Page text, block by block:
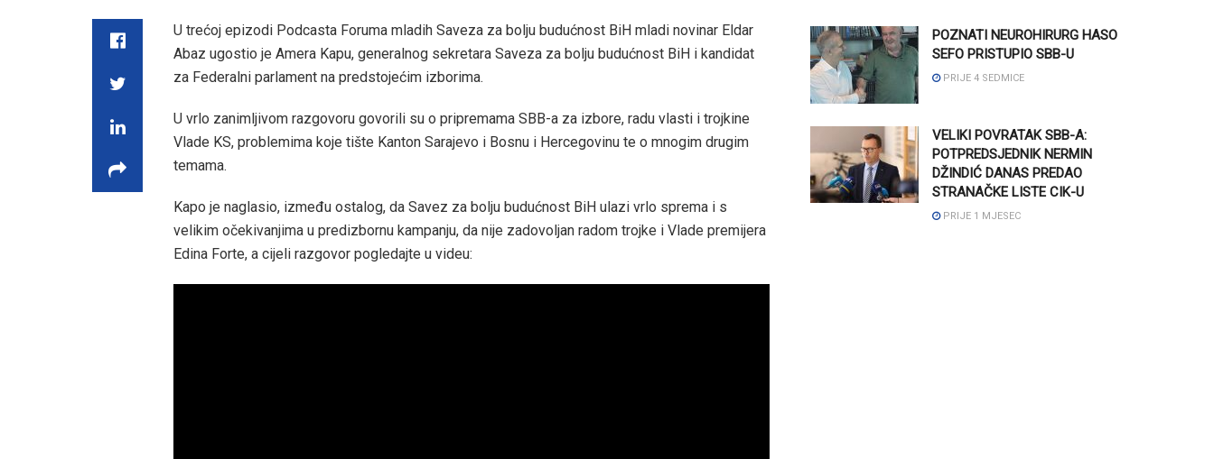
U trećoj epizodi Podcasta Foruma mladih Saveza za bolju budućnost BiH mladi novinar Eldar
Abaz ugostio je Amera Kapu, generalnog sekretara Saveza za bolju budućnost BiH i kandidat
za Federalni parlament na predstojećim izborima.
U vrlo zanimljivom razgovoru govorili su o pripremama SBB-a za izbore, radu vlasti i trojkine
Vlade KS, problemima koje tište Kanton Sarajevo i Bosnu i Hercegovinu te o mnogim drugim
temama.
Kapo je naglasio, između ostalog, da Savez za bolju budućnost BiH ulazi vrlo sprema i s
velikim očekivanjima u predizbornu kampanju, da nije zadovoljan radom trojke i Vlade premijera
Edina Forte, a cijeli razgovor pogledajte u videu:
POZNATI NEUROHIRURG HASO
SEFO PRISTUPIO SBB-U
PRIJE 4 SEDMICE
VELIKI POVRATAK SBB-A:
POTPREDSJEDNIK NERMIN
DŽINDIĆ DANAS PREDAO
STRANAČKE LISTE CIK-U
PRIJE 1 MJESEC